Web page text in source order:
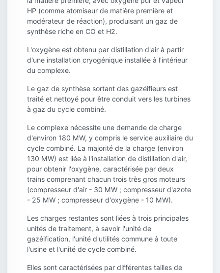
HP (comme atomiseur de matière première et
modérateur de réaction), produisant un gaz de
synthèse riche en CO et H2.
L'oxygène est obtenu par distillation d'air à partir
d'une installation cryogénique installée à l'intérieur
du complexe.
Le gaz de synthèse sortant des gazéifieurs est
traité et nettoyé pour être conduit vers les turbines
à gaz du cycle combiné.
Le complexe nécessite une demande de charge
d'environ 180 MW, y compris le service auxiliaire du
cycle combiné. La majorité de la charge (environ
130 MW) est liée à l'installation de distillation d'air,
pour obtenir l'oxygène, caractérisée par deux
trains comprenant chacun trois très gros moteurs
(compresseur d'air - 30 MW ; compresseur d'azote
- 25 MW ; compresseur d'oxygène - 10 MW).
Les charges restantes sont liées à trois principales
unités de traitement, à savoir l'unité de
gazéification, l'unité d'utilités commune à toute
l'usine et l'unité de cycle combiné.
Elles sont caractérisées par différentes tailles de